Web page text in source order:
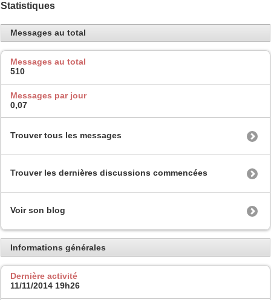
Statistiques
Messages au total
Messages au total
510
Messages par jour
0,07
Trouver tous les messages
Trouver les dernières discussions commencées
Voir son blog
Informations générales
Dernière activité
11/11/2014 19h26